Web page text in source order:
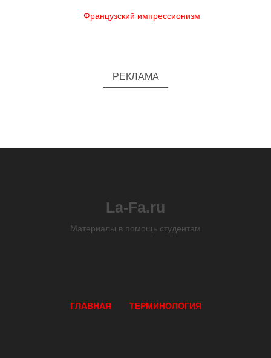
Французский импрессионизм
РЕКЛАМА
La-Fa.ru
Материалы в помощь студентам
ГЛАВНАЯ ТЕРМИНОЛОГИЯ